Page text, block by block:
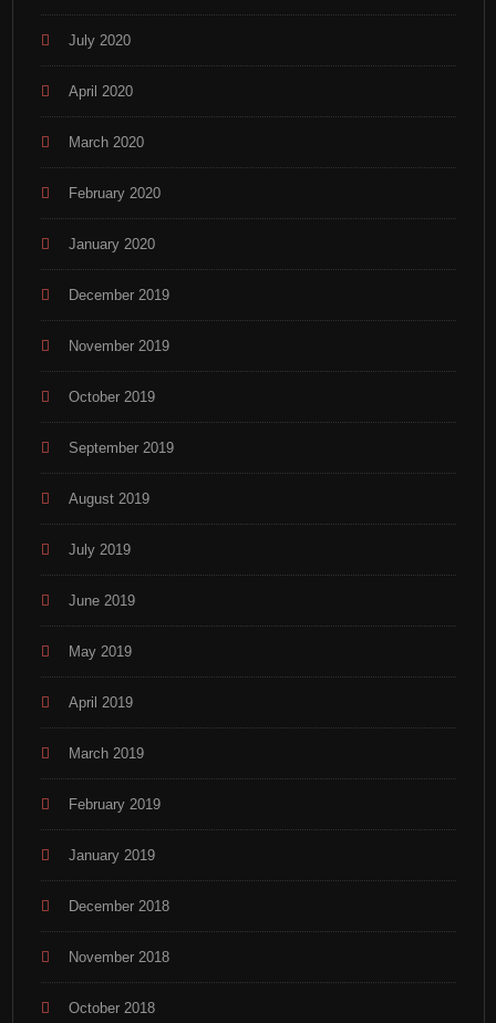
July 2020
April 2020
March 2020
February 2020
January 2020
December 2019
November 2019
October 2019
September 2019
August 2019
July 2019
June 2019
May 2019
April 2019
March 2019
February 2019
January 2019
December 2018
November 2018
October 2018